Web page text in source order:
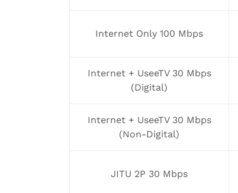
Internet Only 100 Mbps
Internet + UseeTV 30 Mbps
(Digital)
Internet + UseeTV 30 Mbps
(Non-Digital)
JITU 2P 30 Mbps